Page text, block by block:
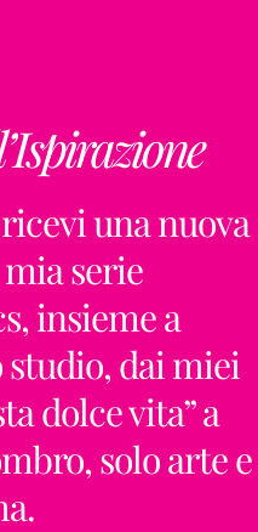
una nuova
serie
insieme a
dai miei
dolce vita” a
solo arte e